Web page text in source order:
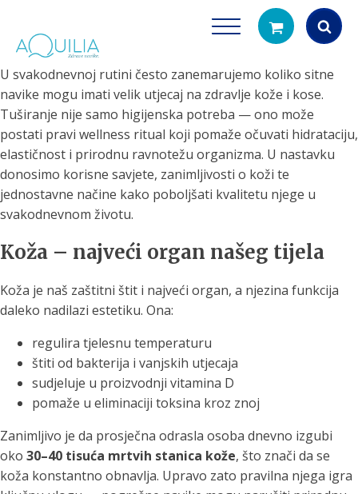
search
U svakodnevnoj rutini često zanemarujemo koliko sitne
navike mogu imati velik utjecaj na zdravlje kože i kose.
Tuširanje nije samo higijenska potreba — ono može
postati pravi wellness ritual koji pomaže očuvati hidrataciju,
elastičnost i prirodnu ravnotežu organizma. U nastavku
donosimo korisne savjete, zanimljivosti o koži te
jednostavne načine kako poboljšati kvalitetu njege u
svakodnevnom životu.
Koža – najveći organ našeg tijela
Koža je naš zaštitni štit i najveći organ, a njezina funkcija
daleko nadilazi estetiku. Ona:
regulira tjelesnu temperaturu
štiti od bakterija i vanjskih utjecaja
sudjeluje u proizvodnji vitamina D
pomaže u eliminaciji toksina kroz znoj
Zanimljivo je da prosječna odrasla osoba dnevno izgubi
oko 30–40 tisuća mrtvih stanica kože, što znači da se
koža konstantno obnavlja. Upravo zato pravilna njega igra
Tuš glave Vrčevi za
čistu vodu za